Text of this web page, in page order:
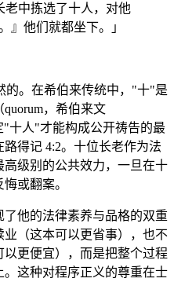
老中拣选了十人，对他
』他们就都坐下。」
的。在希伯来传统中，"十"是
，希伯来文
"十人"才能构成公开祷告的最
得记 4:2。十位长老作为法
级别的公共效力，一旦在十
或翻案。
了他的法律素养与品格的双重
（这本可以更省事），也不
更便宜），而是把整个过程
这种对程序正义的尊重在士